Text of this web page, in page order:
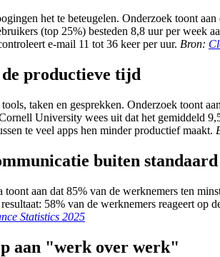
het te beteugelen. Onderzoek toont
(top 25%) besteden 8,8 uur per week
e-mail 11 tot 36 keer per uur. Bron:
productieve tijd
taken en gesprekken. Onderzoek toont
University wees uit dat het gemiddeld
te veel apps hen minder productief maakt.
buiten
aan dat 85% van de werknemers ten
58% van de werknemers reageert op
Statistics 2025
aan "werk over werk"